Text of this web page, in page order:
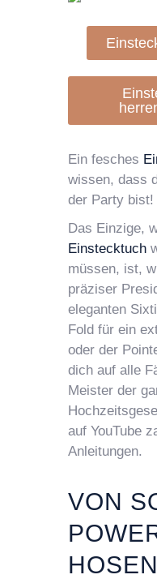
Ein fesches
wissen, dass
der Party bist!
Das Einzige,
Einstecktuch
müssen, ist,
präziser
eleganten
Fold für ein
oder der
dich auf alle
Meister der
auf YouTube
Anleitungen.
VON